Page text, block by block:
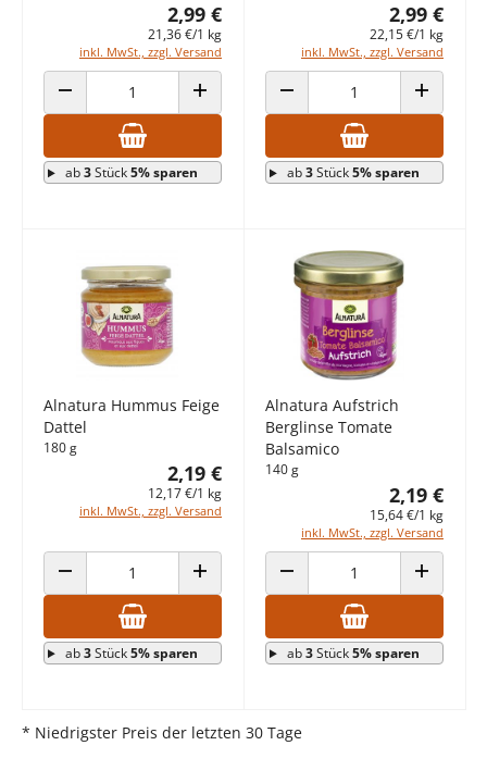
2,99 €
21,36 €/1 kg
inkl. MwSt., zzgl. Versand
ANZAHL VERRINGERN ANZAHL ERHÖHEN
ab3Stück5% sparen
2,99 €
22,15 €/1 kg
inkl. MwSt., zzgl. Versand
ANZAHL VERRINGERN ANZAHL
ab3Stück5% sparen
Alnatura Hummus Feige
Dattel
180 g
2,19 €
12,17 €/1 kg
inkl. MwSt., zzgl. Versand
ANZAHL VERRINGERN ANZAHL ERHÖHEN
ab3Stück5% sparen
Alnatura Aufstrich
Berglinse Tomate
Balsamico
140 g
2,19 €
15,64 €/1 kg
inkl. MwSt., zzgl. Versand
ANZAHL VERRINGERN ANZAHL
ab3Stück5% sparen
* Niedrigster Preis der letzten 30 Tage